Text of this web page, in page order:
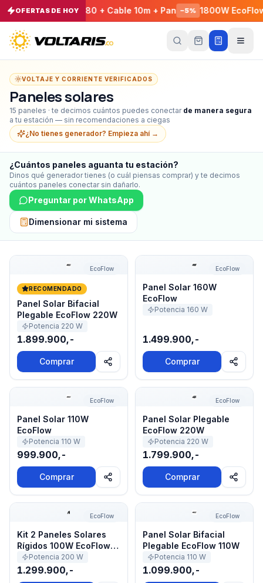
OFERTAS DE HOY
- EcoFlow E980 + Cable 10m + Pan − 5% 1800W EcoFlow
VOLTAJE Y CORRIENTE VERIFICADOS
Paneles solares
15 paneles · te decimos cuántos puedes conectar de manera segura
a tu estación — sin recomendaciones a ciegas
¿No tienes generador? Empieza ahí →
¿Cuántos paneles aguanta tu estación?
Dinos qué generador tienes (o cuál piensas comprar) y te decimos
cuántos paneles conectar sin dañarlo.
Preguntar por WhatsApp
Dimensionar mi sistema
Panel Solar Bifacial Plegable EcoFlow 220W
EcoFlow
RECOMENDADO
Panel Solar Bifacial
Plegable EcoFlow 220W
Potencia 220 W
1.899.900,-
Comprar
Panel Solar 160W EcoFlow
EcoFlow
Panel Solar 160W
EcoFlow
Potencia 160 W
1.499.900,-
Comprar
Panel Solar 110W EcoFlow
EcoFlow
Panel Solar 110W
EcoFlow
Potencia 110 W
999.900,-
Comprar
Panel Solar Plegable
EcoFlow
Panel Solar Plegable
EcoFlow 220W
Potencia 220 W
1.799.900,-
Comprar
Kit 2 Paneles Solares Rígidos 100W EcoFlow (200W)
EcoFlow
Kit 2 Paneles Solares
Rígidos 100W EcoFlow
(200W)
Potencia 200 W
1.299.900,-
Panel Solar Bifacial
EcoFlow
Panel Solar Bifacial
Plegable EcoFlow 110W
Potencia 110 W
1.099.900,-
Tu
Vacío
Tu
carrito
está
vacío
Agrega
con el
botón
al
y
págalos
todos
juntos.
productos